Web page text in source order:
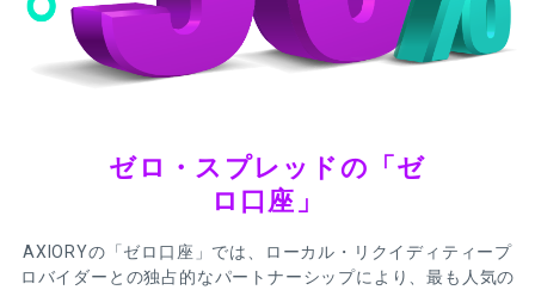
ゼロ・スプレッドの「ゼ
ロ口座」
AXIORYの「ゼロ口座」では、ローカル・リクイディティープ
ロバイダーとの独占的なパートナーシップにより、最も人気の